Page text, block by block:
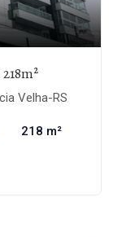
Velha-RS
218 m²